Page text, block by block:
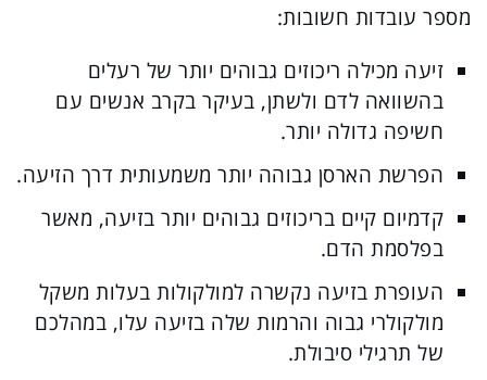
מספר עובדות חשובות:
זיעה מכילה ריכוזים גבוהים יותר של רעלים
בהשוואה לדם ולשתן, בעיקר בקרב אנשים עם
חשיפה גדולה יותר.
הפרשת הארסן גבוהה יותר משמעותית דרך הזיעה.
קדמיום קיים בריכוזים גבוהים יותר בזיעה, מאשר
בפלסמת הדם.
העופרת בזיעה נקשרה למולקולות בעלות משקל
מולקולרי גבוה והרמות שלה בזיעה עלו, במהלכם
של תרגילי סיבולת.